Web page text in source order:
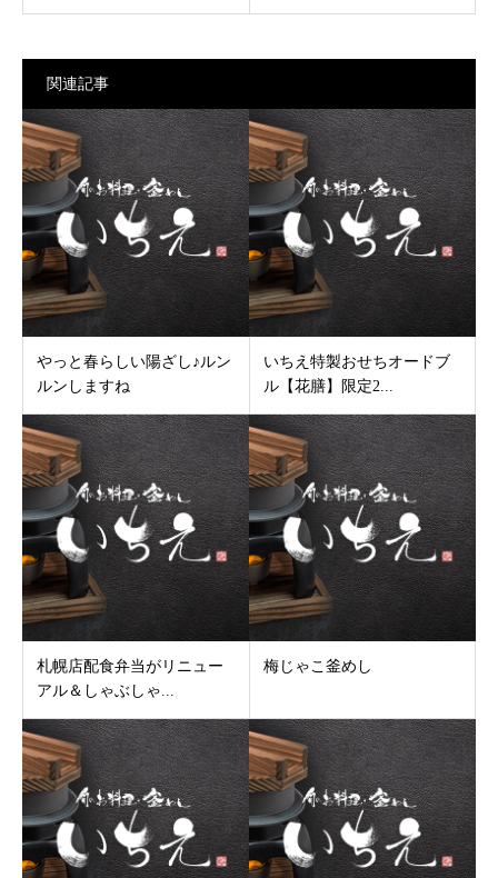
関連記事
やっと春らしい陽ざし♪ルン
ルンしますね
いちえ特製おせちオードブ
ル【花膳】限定2...
札幌店配食弁当がリニュー
アル＆しゃぶしゃ...
梅じゃこ釜めし